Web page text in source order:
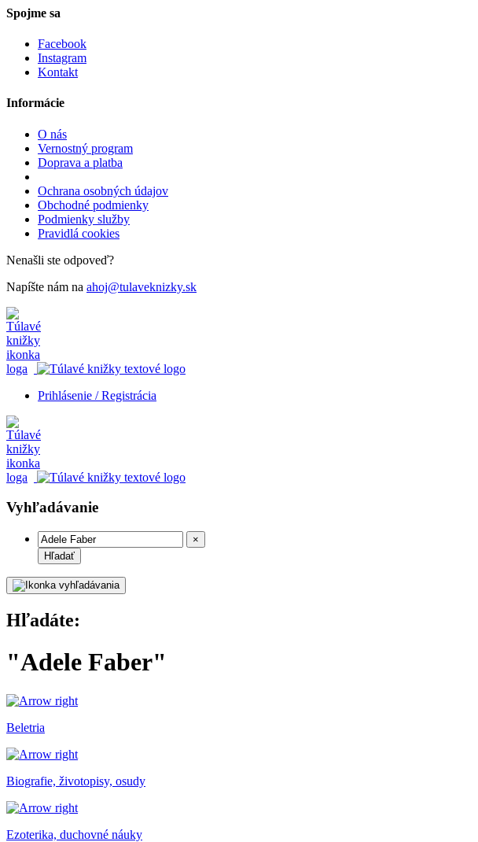
Spojme sa
Facebook
Instagram
Kontakt
Informácie
O nás
Vernostný program
Doprava a platba
Ochrana osobných údajov
Obchodné podmienky
Podmienky služby
Pravidlá cookies
Nenašli ste odpoveď?
Napíšte nám na ahoj@tulaveknizky.sk
Prihlásenie / Registrácia
Vyhľadávanie
×
Hľadať
Hľadáte:
"Adele Faber"
Beletria
Biografie, životopisy, osudy
Ezoterika, duchovné náuky